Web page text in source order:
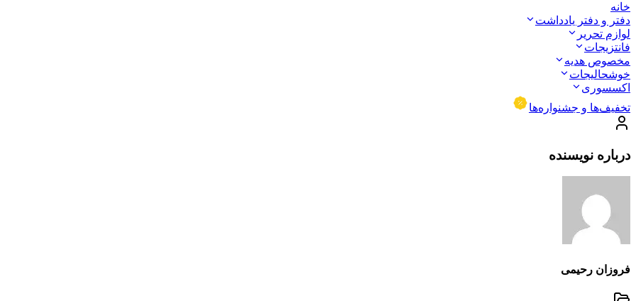
خانه
دفتر و دفتر یادداشت
لوازم تحریر
فانتزیجات
مخصوص هدیه
خوشحالیجات
اکسسوری
تخفیف‌ها و جشنواره‌ها
درباره نویسنده
فروزان رحیمی